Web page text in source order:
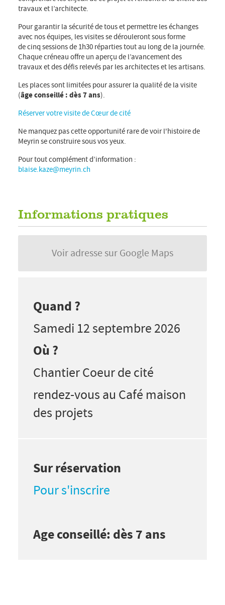
travaux et l’architecte.
Pour garantir la sécurité de tous et permettre les échanges
avec nos équipes, les visites se dérouleront sous forme
de cinq sessions de 1h30 réparties tout au long de la journée.
Chaque créneau offre un aperçu de l’avancement des
travaux et des défis relevés par les architectes et les artisans.
Les places sont limitées pour assurer la qualité de la visite
(âge conseillé : dès 7 ans).
Réserver votre visite de Cœur de cité
Ne manquez pas cette opportunité rare de voir l'histoire de
Meyrin se construire sous vos yeux.
Pour tout complément d’information :
blaise.kaze@meyrin.ch
Informations pratiques
Voir adresse sur Google Maps
Quand ?
Samedi 12 septembre 2026
Où ?
Chantier Coeur de cité
rendez-vous au Café maison
des projets
Sur réservation
Pour s'inscrire
Age conseillé: dès 7 ans